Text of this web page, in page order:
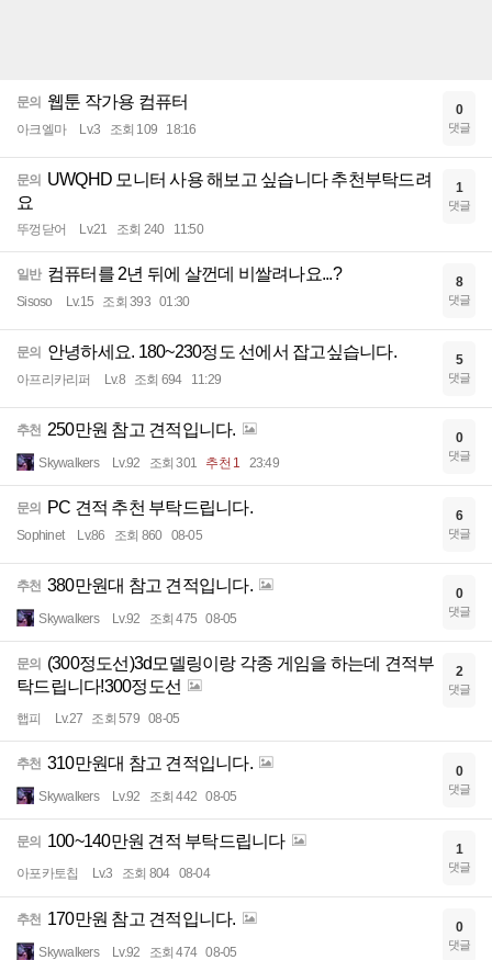
문의 웹툰 작가용 컴퓨터
아크엘마 Lv.3 조회 109 18:16
0
댓글
문의 UWQHD 모니터 사용 해보고 싶습니다 추천부탁드려
요
뚜껑닫어 Lv.21 조회 240 11:50
1
댓글
일반 컴퓨터를 2년 뒤에 살껀데 비쌀려나요...?
Sisoso Lv.15 조회 393 01:30
8
댓글
문의 안녕하세요. 180~230정도 선에서 잡고싶습니다.
아프리카리퍼 Lv.8 조회 694 11:29
5
댓글
추천 250만원 참고 견적입니다.
Skywalkers Lv.92 조회 301 추천 1 23:49
0
댓글
문의 PC 견적 추천 부탁드립니다.
Sophinet Lv.86 조회 860 08-05
6
댓글
추천 380만원대 참고 견적입니다.
Skywalkers Lv.92 조회 475 08-05
0
댓글
문의 (300정도선)3d모델링이랑 각종 게임을 하는데 견적부
탁드립니다!300정도선
햅피 Lv.27 조회 579 08-05
2
댓글
추천 310만원대 참고 견적입니다.
Skywalkers Lv.92 조회 442 08-05
0
댓글
문의 100~140만원 견적 부탁드립니다
아포카토칩 Lv.3 조회 804 08-04
1
댓글
추천 170만원 참고 견적입니다.
Skywalkers Lv.92 조회 474 08-05
0
댓글